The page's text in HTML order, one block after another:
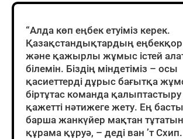
“Алда көп еңбек етуіміз керек.
Қазақстандықтардың еңбекқор
және қажырлы жұмыс істей
білемін. Біздің міндетіміз – осы
қасиеттерді дұрыс бағытқа
біртұтас команда
қажетті нәтижеге жету. Ең
барша жанкүйер мақтан
құрама құруә, – деді ван ’т Схип.